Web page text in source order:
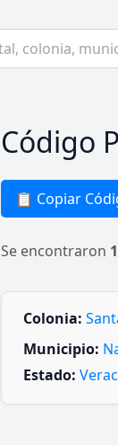
Código
📋 Copiar
Se encontraron 1
Colonia:
Municipio:
Estado: